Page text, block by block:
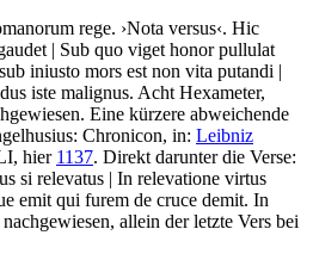
rege. ›Nota versus‹. Hic
| Sub quo viget honor pullulat
iniusto mors est non vita putandi |
iste malignus. Acht Hexameter,
Eine kürzere abweichende
Chronicon, in: Leibniz
hier 1137. Direkt darunter die Verse:
si relevatus | In relevatione virtus
emit qui furem de cruce demit. In
allein der letzte Vers bei